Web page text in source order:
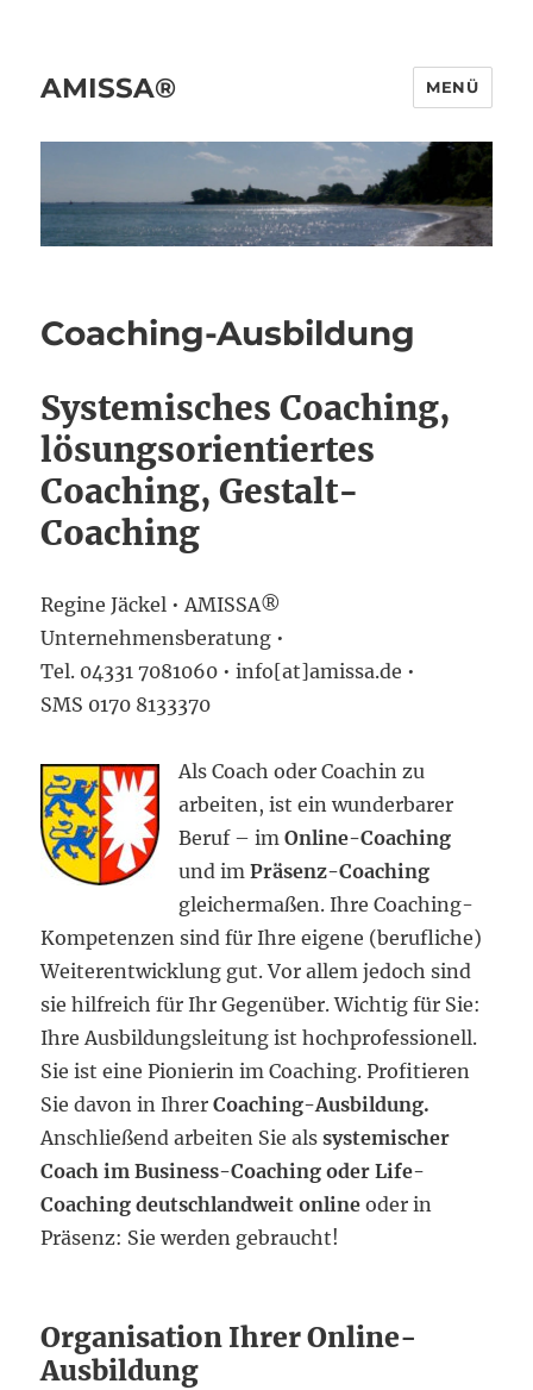
AMISSA® MENÜ
Coaching-Ausbildung
Systemisches Coaching,
lösungsorientiertes
Coaching, Gestalt-
Coaching
Regine Jäckel • AMISSA®
Unternehmensberatung •
Tel. 04331 7081060 • info[at]amissa.de •
SMS 0170 8133370
Als Coach oder Coachin zu
arbeiten, ist ein wunderbarer
Beruf – imOnline-Coaching
und imPräsenz-Coaching
gleichermaßen. Ihre Coaching-
Kompetenzen sind für Ihre eigene (berufliche)
Weiterentwicklung gut. Vor allem jedoch sind
sie hilfreich für Ihr Gegenüber. Wichtig für Sie:
Ihre Ausbildungsleitung ist hochprofessionell.
Sie ist eine Pionierin im Coaching. Profitieren
Sie davon in IhrerCoaching-Ausbildung.
Anschließend arbeiten Sie alssystemischer
Coach im Business-Coaching oder Life-
Coaching deutschlandweit online oder in
Präsenz: Sie werden gebraucht!
Organisation Ihrer Online-
Ausbildung